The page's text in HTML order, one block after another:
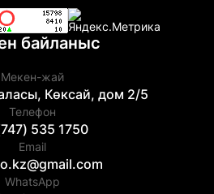
байланыс
Мекен-жай
Көксай, дом 2/5
Телефон
535 1750
Email
WhatsApp